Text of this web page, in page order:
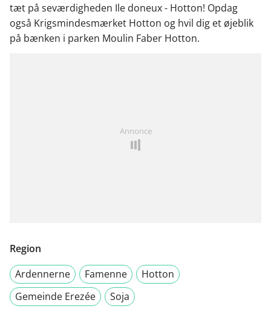
tæt på seværdigheden Ile doneux - Hotton! Opdag
også Krigsmindesmærket Hotton og hvil dig et øjeblik
på bænken i parken Moulin Faber Hotton.
Annonce
Region
Ardennerne
Famenne
Hotton
Gemeinde Erezée
Soja